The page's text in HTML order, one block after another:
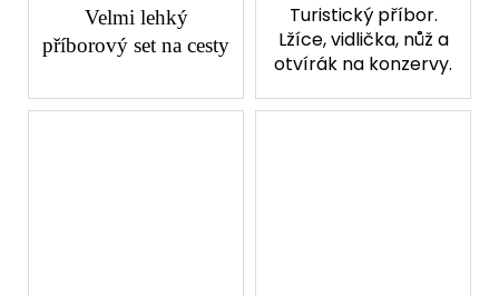
Velmi lehký
příborový set na cesty
Turistický příbor.
Lžíce, vidlička, nůž a
otvírák na konzervy.